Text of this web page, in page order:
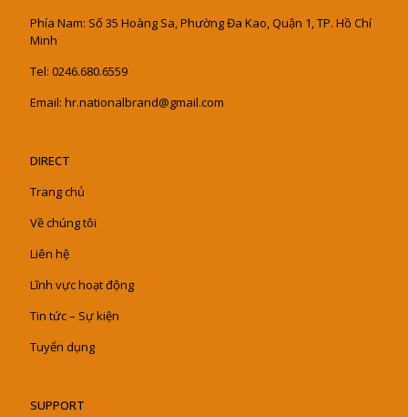
Phía Nam: Số 35 Hoàng Sa, Phường Đa Kao, Quận 1, TP. Hồ Chí
Minh
Tel: 0246.680.6559
Email: hr.nationalbrand@gmail.com
DIRECT
Trang chủ
Về chúng tôi
Liên hệ
Lĩnh vực hoạt động
Tin tức – Sự kiện
Tuyển dụng
SUPPORT